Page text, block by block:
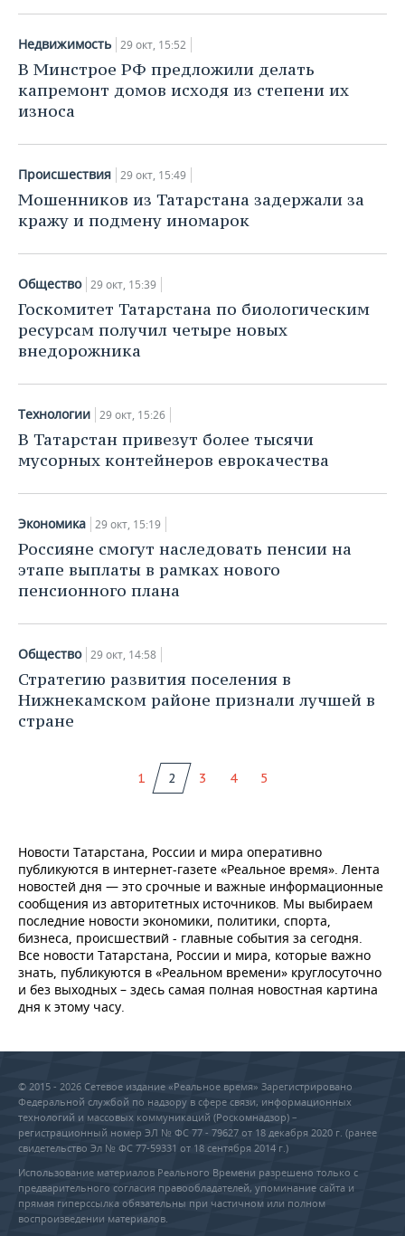
Недвижимость 29 окт, 15:52
В Минстрое РФ предложили делать
капремонт домов исходя из степени их
износа
Происшествия 29 окт, 15:49
Мошенников из Татарстана задержали за
кражу и подмену иномарок
Общество 29 окт, 15:39
Госкомитет Татарстана по биологическим
ресурсам получил четыре новых
внедорожника
Технологии 29 окт, 15:26
В Татарстан привезут более тысячи
мусорных контейнеров еврокачества
Экономика 29 окт, 15:19
Россияне смогут наследовать пенсии на
этапе выплаты в рамках нового
пенсионного плана
Общество 29 окт, 14:58
Стратегию развития поселения в
Нижнекамском районе признали лучшей в
стране
1 2 3 4 5
Новости Татарстана, России и мира оперативно
публикуются в интернет-газете «Реальное время». Лента
новостей дня — это срочные и важные информационные
сообщения из авторитетных источников. Мы выбираем
последние новости экономики, политики, спорта,
бизнеса, происшествий - главные события за сегодня.
Все новости Татарстана, России и мира, которые важно
знать, публикуются в «Реальном времени» круглосуточно
и без выходных – здесь самая полная новостная картина
дня к этому часу.
© 2015 - 2026 Сетевое издание «Реальное время» Зарегистрировано
Федеральной службой по надзору в сфере связи, информационных
технологий и массовых коммуникаций (Роскомнадзор) –
регистрационный номер ЭЛ № ФС 77 - 79627 от 18 декабря 2020 г. (ранее
свидетельство Эл № ФС 77-59331 от 18 сентября 2014 г.)
Использование материалов Реального Времени разрешено только с
предварительного согласия правообладателей, упоминание сайта и
прямая гиперссылка обязательны при частичном или полном
воспроизведении материалов.